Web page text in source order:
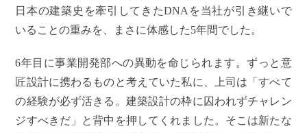
日本の建築史を牽引してきたDNAを当社が引き継いで
いることの重みを、まさに体感した5年間でした。
6年目に事業開発部への異動を命じられます。ずっと意
匠設計に携わるものと考えていた私に、上司は「すべて
の経験が必ず活きる。建築設計の枠に囚われずチャレン
ジすべきだ」と背中を押してくれました。そこは新たな